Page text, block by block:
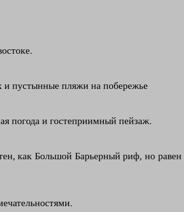
и пустынные пляжи на побережье
погода и гостеприимный пейзаж.
как Большой Барьерный риф, но равен